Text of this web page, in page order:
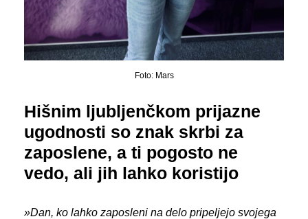
Foto: Mars
Hišnim ljubljenčkom prijazne
ugodnosti so znak skrbi za
zaposlene, a ti pogosto ne
vedo, ali jih lahko koristijo
»Dan, ko lahko zaposleni na delo pripeljejo svojega